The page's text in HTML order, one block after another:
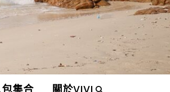
集合 關於VIVI